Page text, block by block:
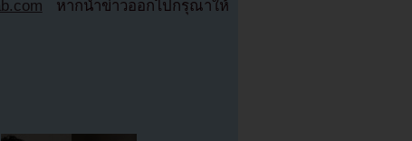
หากนำข่าวออกไปกรุณาให้